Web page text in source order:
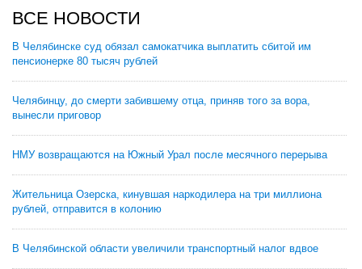
ВСЕ НОВОСТИ
В Челябинске суд обязал самокатчика выплатить сбитой им
пенсионерке 80 тысяч рублей
Челябинцу, до смерти забившему отца, приняв того за вора,
вынесли приговор
НМУ возвращаются на Южный Урал после месячного перерыва
Жительница Озерска, кинувшая наркодилера на три миллиона
рублей, отправится в колонию
В Челябинской области увеличили транспортный налог вдвое